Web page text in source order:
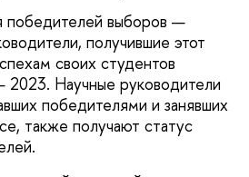
победителей выборов —
получившие этот
своих студентов
2023. Научные руководители
победителями и занявших
также получают статус